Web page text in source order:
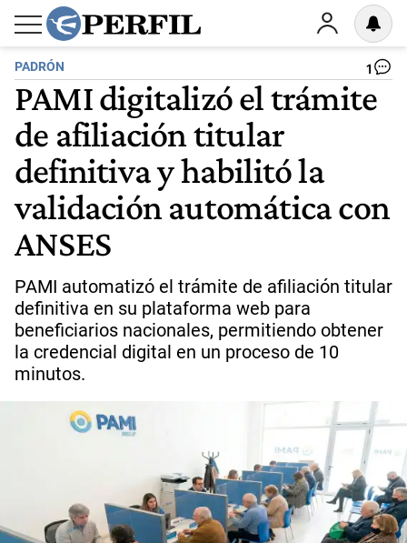
PADRÓN 1
PAMI digitalizó el trámite
de afiliación titular
definitiva y habilitó la
validación automática con
ANSES
PAMI automatizó el trámite de afiliación titular
definitiva en su plataforma web para
beneficiarios nacionales, permitiendo obtener
la credencial digital en un proceso de 10
minutos.